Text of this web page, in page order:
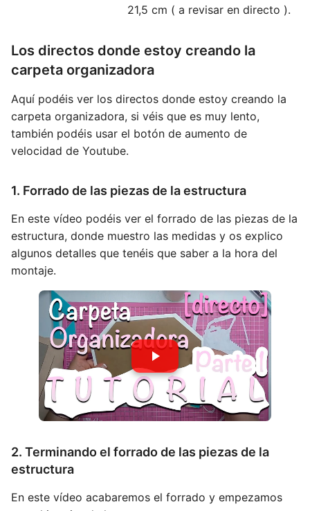
21,5 cm ( a revisar en directo ).
Los directos donde estoy creando la
carpeta organizadora
Aquí podéis ver los directos donde estoy creando la
carpeta organizadora, si véis que es muy lento,
también podéis usar el botón de aumento de
velocidad de Youtube.
1. Forrado de las piezas de la estructura
En este vídeo podéis ver el forrado de las piezas de la
estructura, donde muestro las medidas y os explico
algunos detalles que tenéis que saber a la hora del
montaje.
2. Terminando el forrado de las piezas de la
estructura
En este vídeo acabaremos el forrado y empezamos